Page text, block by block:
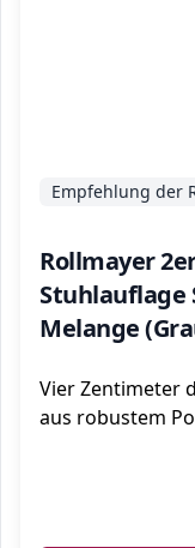
Rollmayer
Stuhlauflage
Melange
Empfehlung der
Vier Zentimeter
aus robustem